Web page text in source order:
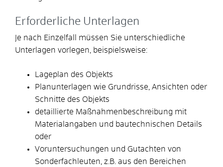
Erforderliche Unterlagen
Je nach Einzelfall müssen Sie unterschiedliche
Unterlagen vorlegen, beispielsweise:
Lageplan des Objekts
Planunterlagen wie Grundrisse, Ansichten oder
Schnitte des Objekts
detaillierte Maßnahmenbeschreibung mit
Materialangaben und bautechnischen Details
oder
Voruntersuchungen und Gutachten von
Sonderfachleuten, z.B. aus den Bereichen